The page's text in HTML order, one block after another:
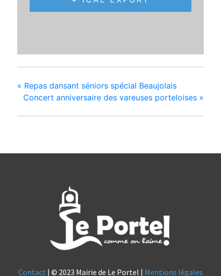
« Repas dansant séniors spécial Beaujolais
Concert anniversaire des vareuses porteloises »
Contact | © 2023 Mairie de Le Portel | Mentions légales